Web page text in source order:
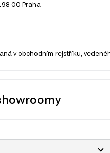
00 Praha
v obchodním rejstříku,